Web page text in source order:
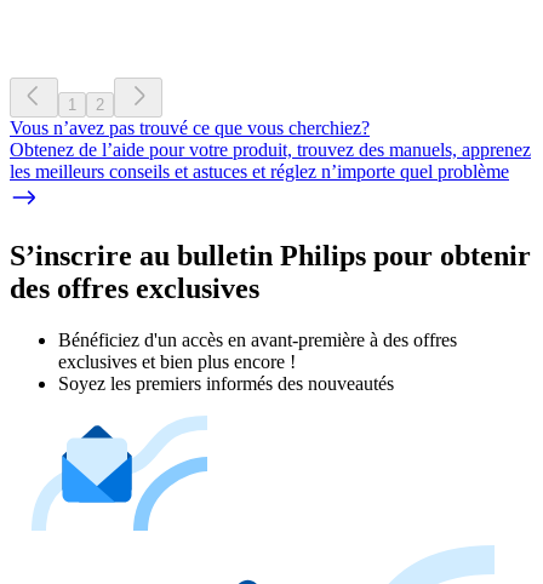
1 2
Vous n’avez pas trouvé ce que vous cherchiez?
Obtenez de l’aide pour votre produit, trouvez des manuels, apprenez
les meilleurs conseils et astuces et réglez n’importe quel problème
S’inscrire au bulletin Philips pour obtenir
des offres exclusives
Bénéficiez d'un accès en avant-première à des offres
exclusives et bien plus encore !
Soyez les premiers informés des nouveautés